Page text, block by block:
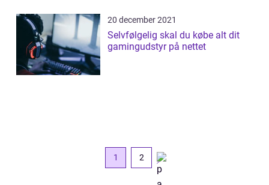
20 december 2021
Selvfølgelig skal du købe alt dit
gamingudstyr på nettet
1 2